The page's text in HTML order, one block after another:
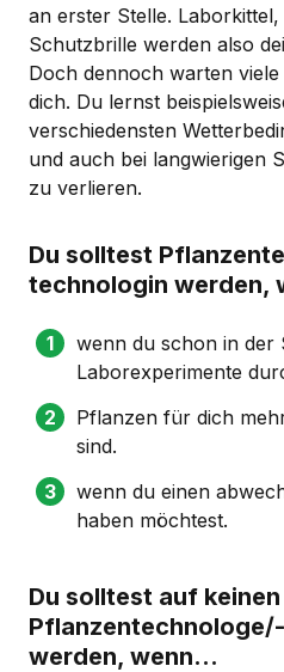
an erster Stelle.
Schutzbrille werden also
Doch dennoch warten
dich. Du lernst
verschiedensten
und auch bei langwierigen
zu verlieren.
Du solltest
technologin werden,
wenn du schon in der
Laborexperimente
Pflanzen für dich
sind.
wenn du einen
haben möchtest.
Du solltest auf keinen
werden, wenn...